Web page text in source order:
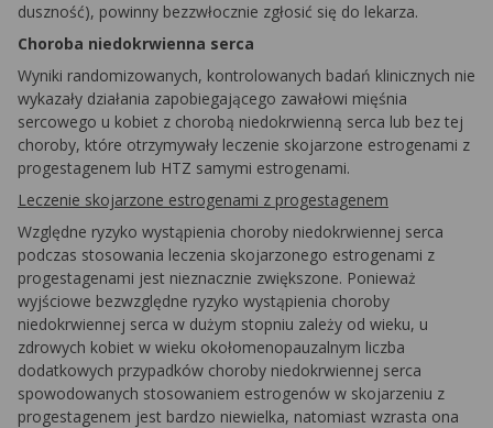
duszność), powinny bezzwłocznie zgłosić się do lekarza.
Choroba niedokrwienna serca
Wyniki randomizowanych, kontrolowanych badań klinicznych nie
wykazały działania zapobiegającego zawałowi mięśnia
sercowego u kobiet z chorobą niedokrwienną serca lub bez tej
choroby, które otrzymywały leczenie skojarzone estrogenami z
progestagenem lub HTZ samymi estrogenami.
Leczenie skojarzone estrogenami z progestagenem
Względne ryzyko wystąpienia choroby niedokrwiennej serca
podczas stosowania leczenia skojarzonego estrogenami z
progestagenami jest nieznacznie zwiększone. Ponieważ
wyjściowe bezwzględne ryzyko wystąpienia choroby
niedokrwiennej serca w dużym stopniu zależy od wieku, u
zdrowych kobiet w wieku okołomenopauzalnym liczba
dodatkowych przypadków choroby niedokrwiennej serca
spowodowanych stosowaniem estrogenów w skojarzeniu z
progestagenem jest bardzo niewielka, natomiast wzrasta ona